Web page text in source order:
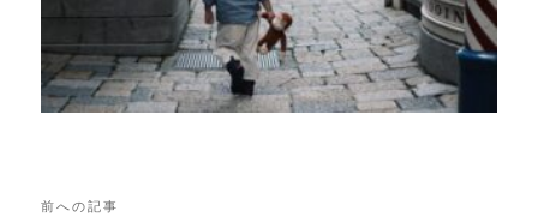
投
前への記事